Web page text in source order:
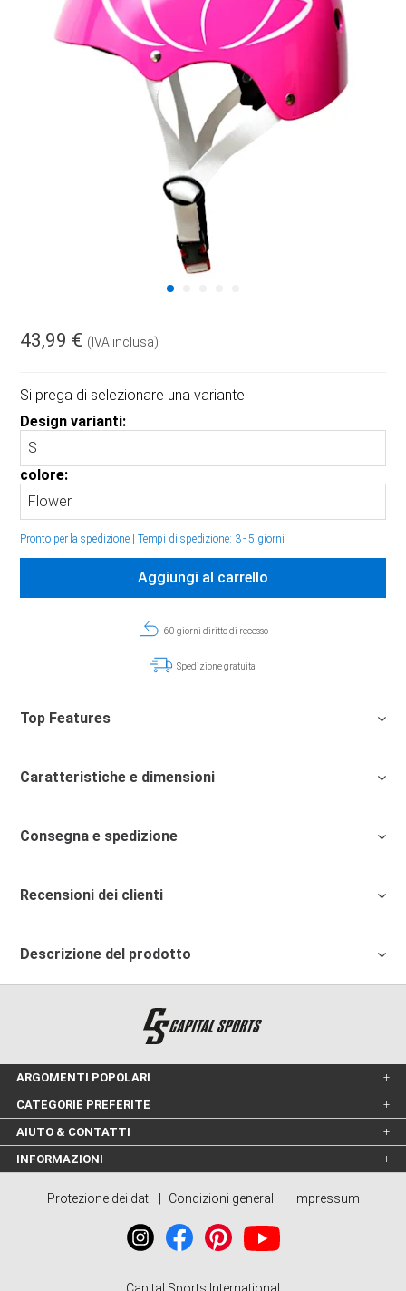
43,99 € (IVA inclusa)
Si prega di selezionare una variante:
Design varianti:
colore:
Pronto per la spedizione Tempi di spedizione: 3 - 5 giorni
Aggiungi al carrello
60 giorni diritto di recesso
Spedizione gratuita
Top Features
Caratteristiche e dimensioni
Consegna e spedizione
Recensioni dei clienti
Descrizione del prodotto
ARGOMENTI POPOLARI
CATEGORIE PREFERITE
AIUTO & CONTATTI
INFORMAZIONI
Protezione dei dati Condizioni generali Impressum